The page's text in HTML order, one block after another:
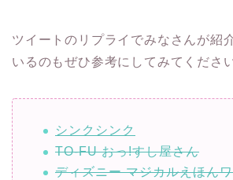
ツイートのリプライでみなさんが紹
いるのもぜひ参考にしてみてください
シンクシンク
TO-FU おっ!すし屋さん
ディズニー マジカルえほん